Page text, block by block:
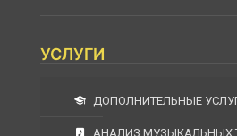
УСЛУГИ
ДОПОЛНИТЕЛЬНЫЕ
АНАЛИЗ МУЗЫКАЛЬНЫХ